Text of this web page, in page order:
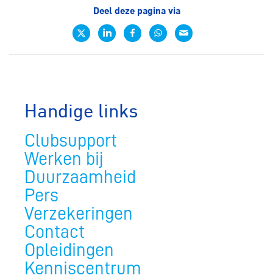
Deel deze pagina via
Handige links
Clubsupport
Werken bij
Duurzaamheid
Pers
Verzekeringen
Contact
Opleidingen
Kenniscentrum